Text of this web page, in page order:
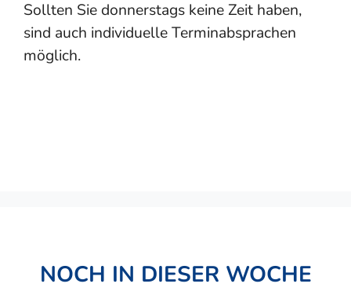
Sollten Sie donnerstags keine Zeit haben,
sind auch individuelle Terminabsprachen
möglich.
NOCH IN DIESER WOCHE